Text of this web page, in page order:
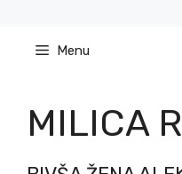
content Menu
MILICA